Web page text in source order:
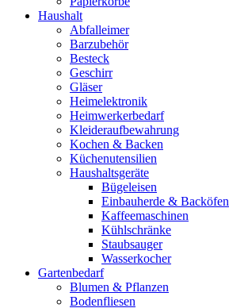
Haushalt
Abfalleimer
Barzubehör
Besteck
Geschirr
Gläser
Heimelektronik
Heimwerkerbedarf
Kleideraufbewahrung
Kochen & Backen
Küchenutensilien
Haushaltsgeräte
Bügeleisen
Einbauherde & Backöfen
Kaffeemaschinen
Kühlschränke
Staubsauger
Wasserkocher
Gartenbedarf
Blumen & Pflanzen
Bodenfliesen